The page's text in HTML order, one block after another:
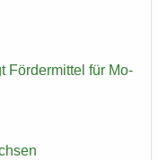
För­der­mit­tel für Mo­